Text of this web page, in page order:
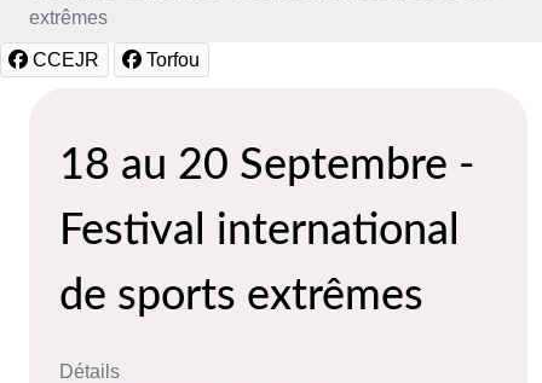
extrêmes
CCEJR Torfou
18 au 20 Septembre -
Festival international
de sports extrêmes
Détails